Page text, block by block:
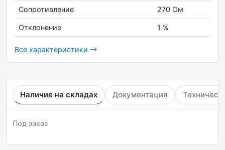
Сопротивление 270 Ом
Отклонение 1 %
Все характеристики
Наличие на складах Документация
Под заказ